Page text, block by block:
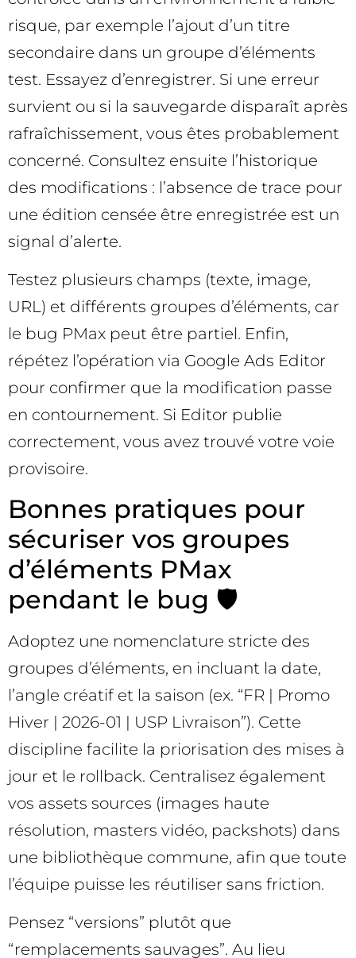
risque, par exemple l’ajout d’un titre
secondaire dans un groupe d’éléments
test. Essayez d’enregistrer. Si une erreur
survient ou si la sauvegarde disparaît après
rafraîchissement, vous êtes probablement
concerné. Consultez ensuite l’historique
des modifications : l’absence de trace pour
une édition censée être enregistrée est un
signal d’alerte.
Testez plusieurs champs (texte, image,
URL) et différents groupes d’éléments, car
le bug PMax peut être partiel. Enfin,
répétez l’opération via Google Ads Editor
pour confirmer que la modification passe
en contournement. Si Editor publie
correctement, vous avez trouvé votre voie
provisoire.
Bonnes pratiques pour
sécuriser vos groupes
d’éléments PMax
pendant le bug 🛡️
Adoptez une nomenclature stricte des
groupes d’éléments, en incluant la date,
l’angle créatif et la saison (ex. “FR | Promo
Hiver | 2026-01 | USP Livraison”). Cette
discipline facilite la priorisation des mises à
jour et le rollback. Centralisez également
vos assets sources (images haute
résolution, masters vidéo, packshots) dans
une bibliothèque commune, afin que toute
l’équipe puisse les réutiliser sans friction.
Pensez “versions” plutôt que
“remplacements sauvages”. Au lieu